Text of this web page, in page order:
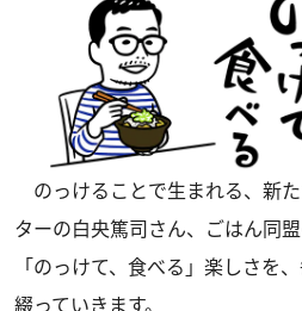
のっけることで生まれる、新
ターの白央篤司さん、ごはん同
「のっけて、食べる」楽しさを
綴っていきます。